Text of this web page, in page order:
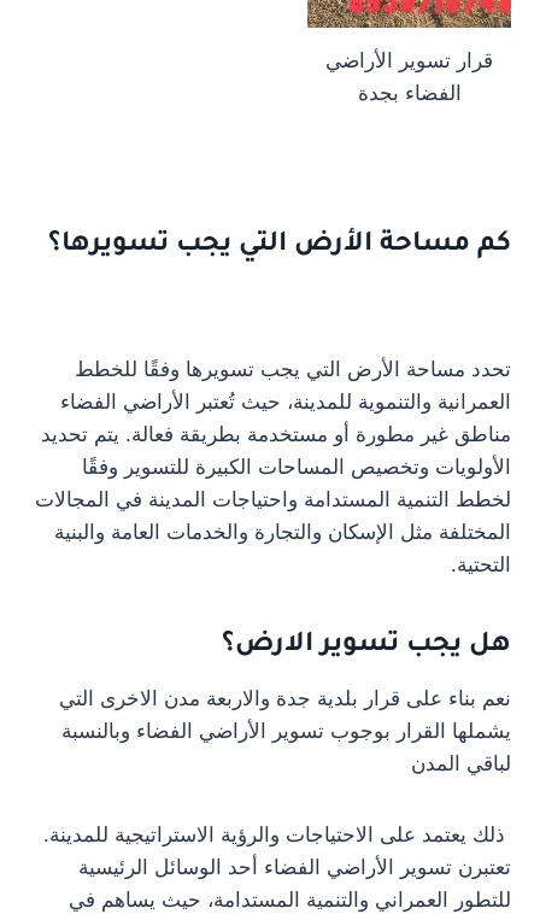
قرار تسوير الأراضي
الفضاء بجدة
كم مساحة الأرض التي يجب تسويرها؟
تحدد مساحة الأرض التي يجب تسويرها وفقًا للخطط
العمرانية والتنموية للمدينة، حيث تُعتبر الأراضي الفضاء
مناطق غير مطورة أو مستخدمة بطريقة فعالة. يتم تحديد
الأولويات وتخصيص المساحات الكبيرة للتسوير وفقًا
لخطط التنمية المستدامة واحتياجات المدينة في المجالات
المختلفة مثل الإسكان والتجارة والخدمات العامة والبنية
التحتية.
هل يجب تسوير الارض؟
نعم بناء على قرار بلدية جدة والاربعة مدن الاخرى التي
يشملها القرار بوجوب تسوير الأراضي الفضاء وبالنسبة
لباقي المدن
ذلك يعتمد على الاحتياجات والرؤية الاستراتيجية للمدينة.
تعتبرن تسوير الأراضي الفضاء أحد الوسائل الرئيسية
للتطور العمراني والتنمية المستدامة، حيث يساهم في